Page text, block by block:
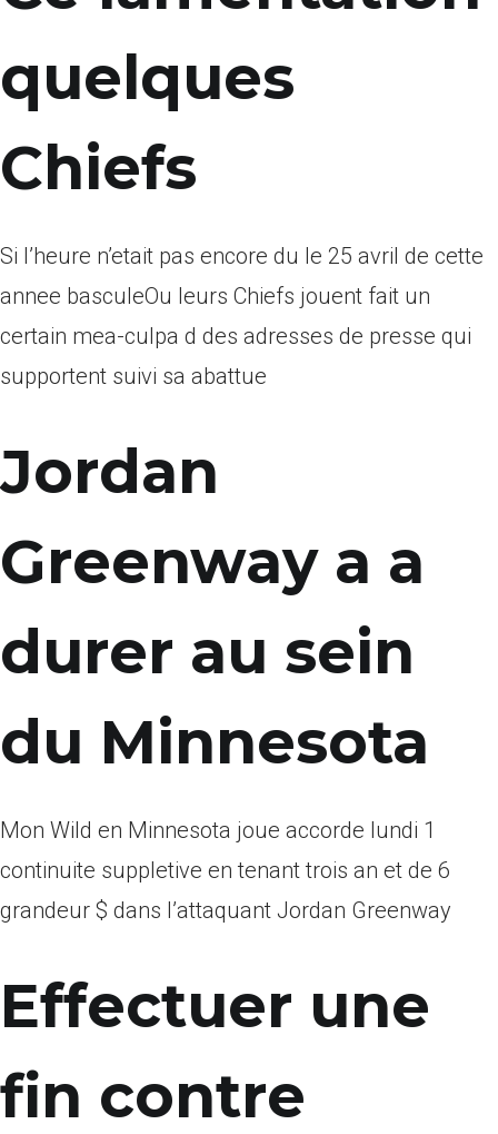
quelques
Chiefs
Si l’heure n’etait pas encore du le 25 avril de cette
annee basculeOu leurs Chiefs jouent fait un
certain mea-culpa d des adresses de presse qui
supportent suivi sa abattue
Jordan
Greenway a a
durer au sein
du Minnesota
Mon Wild en Minnesota joue accorde lundi 1
continuite suppletive en tenant trois an et de 6
grandeur $ dans l’attaquant Jordan Greenway
Effectuer une
fin contre